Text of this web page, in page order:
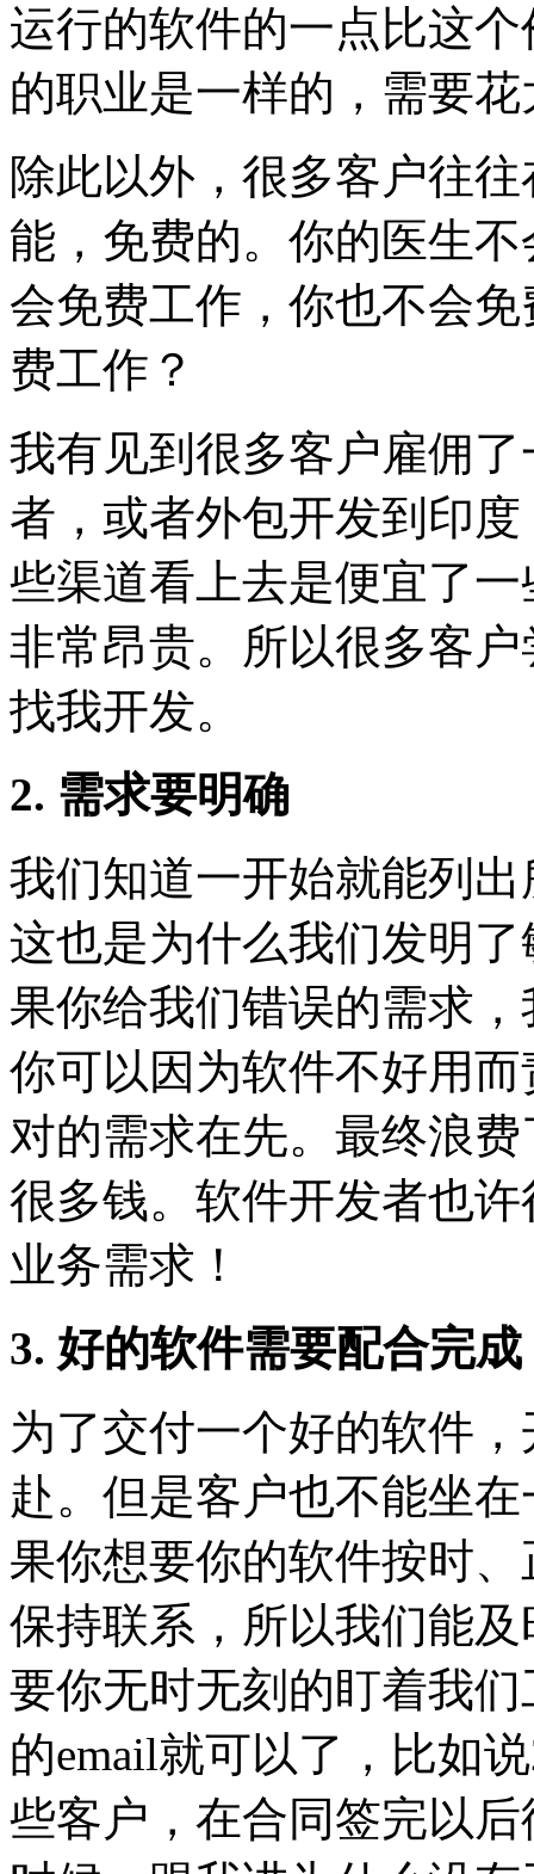
运行的软件的一点比这
的职业是一样的，需要
除此以外，很多客户往
能，免费的。你的医生
会免费工作，你也不会
费工作？
我有见到很多客户雇佣
者，或者外包开发到印
些渠道看上去是便宜了
非常昂贵。所以很多客
找我开发。
2. 需求要明确
我们知道一开始就能列
这也是为什么我们发明
果你给我们错误的需求
你可以因为软件不好用
对的需求在先。最终浪
很多钱。软件开发者也
业务需求！
3. 好的软件需要配合完成
为了交付一个好的软件
赴。但是客户也不能坐
果你想要你的软件按时
保持联系，所以我们能
要你无时无刻的盯着我
的email就可以了，比如
些客户，在合同签完以